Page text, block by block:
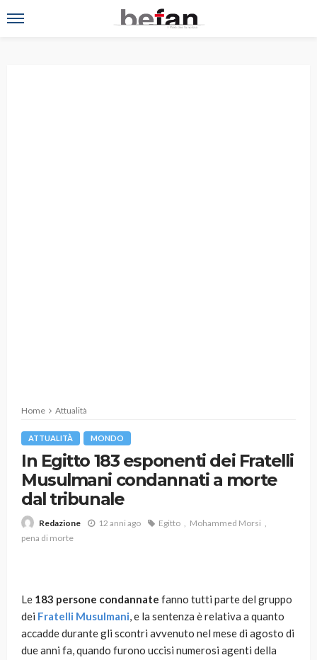
Home Attualità
ATTUALITÀ MONDO
In Egitto 183 esponenti dei Fratelli
Musulmani condannati a morte
dal tribunale
Redazione 12 anni ago Egitto
Mohammed Morsi
pena di morte
Le 183 persone condannate fanno tutti parte del gruppo
dei Fratelli Musulmani, e la sentenza è relativa a quanto
accadde durante gli scontri avvenuto nel mese di agosto di
due anni fa, quando furono uccisi numerosi agenti della